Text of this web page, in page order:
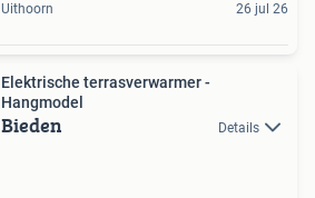
Uithoorn 26 jul 26
Elektrische terrasverwarmer -
Hangmodel
Bieden Details